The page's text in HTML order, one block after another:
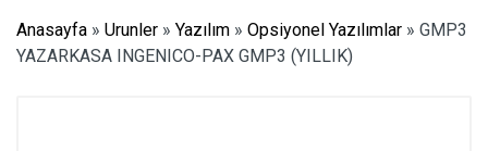
Anasayfa » Urunler » Yazılım » Opsiyonel Yazılımlar » GMP3
YAZARKASA INGENICO-PAX GMP3 (YILLIK)